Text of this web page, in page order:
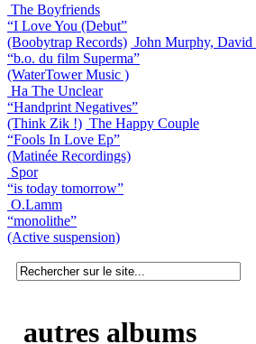
The Boyfriends
“I Love You (Debut”
(Boobytrap Records) John Murphy, David
“b.o. du film Superma”
(WaterTower Music )
Ha The Unclear
“Handprint Negatives”
(Think Zik !) The Happy Couple
“Fools In Love Ep”
(Matinée Recordings)
Spor
“is today tomorrow”
O.Lamm
“monolithe”
(Active suspension)
autres albums